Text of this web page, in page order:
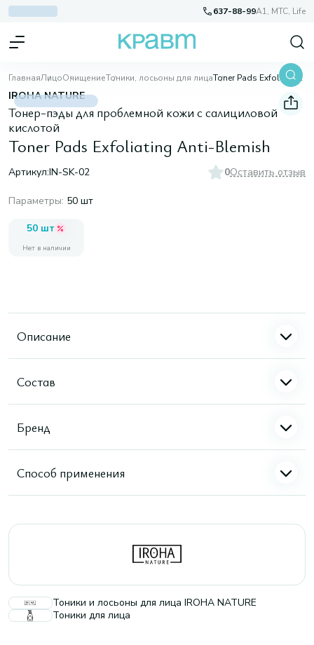
637-88-99A1, МТС, Life
ГлавнаяЛицоОчищениеТоники, лосьоны для лица Toner Pads Exfoliating Anti-Blemish
IROHA NATURE
Тонер-пэды для проблемной кожи с салициловой
кислотой
Toner Pads Exfoliating Anti-Blemish
Артикул:IN-SK-02 0Оставить отзыв
Параметры: 50 шт
50 шт
Нет в наличии
Описание
Состав
Бренд
Способ применения
Тоники и лосьоны для лица IROHA NATURE
Тоники для лица